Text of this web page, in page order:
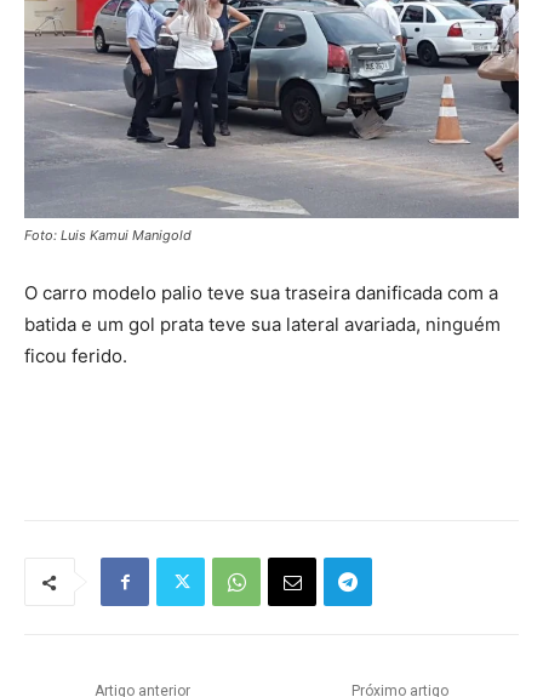
Foto: Luis Kamui Manigold
O carro modelo palio teve sua traseira danificada com a
batida e um gol prata teve sua lateral avariada, ninguém
ficou ferido.
Artigo anterior Próximo artigo